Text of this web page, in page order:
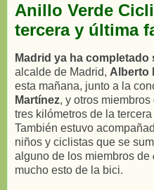
Anillo Verde
tercera y última
Madrid ya ha
alcalde de Madrid, Alberto
esta mañana, junto a la
Martínez, y otros
tres kilómetros de la
También estuvo
niños y ciclistas que se
alguno de los miembros de
mucho esto de la bici.